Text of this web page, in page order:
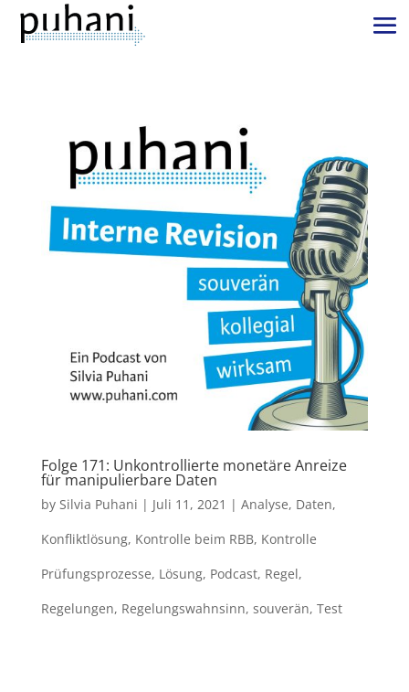
Folge 171: Unkontrollierte monetäre Anreize
für manipulierbare Daten
by Silvia Puhani | Juli 11, 2021 | Analyse, Daten,
Konfliktlösung, Kontrolle beim RBB, Kontrolle
Prüfungsprozesse, Lösung, Podcast, Regel,
Regelungen, Regelungswahnsinn, souverän, Test